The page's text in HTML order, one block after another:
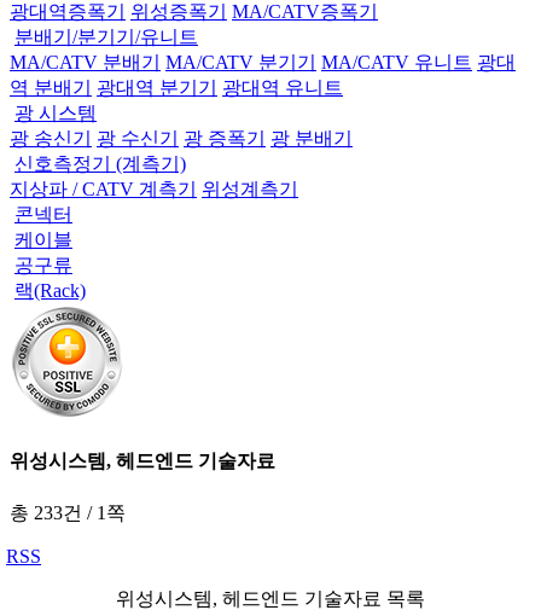
광대역증폭기
위성증폭기
MA/CATV증폭기
분배기/분기기/유니트
MA/CATV 분배기
MA/CATV 분기기 MA/CATV 유니트 광대
역 분배기
광대역 분기기
광대역 유니트
광 시스템
광 송신기
광 수신기 광 증폭기
광 분배기
신호측정기 (계측기)
지상파 / CATV 계측기
위성계측기
콘넥터
케이블
공구류
랙(Rack)
위성시스템, 헤드엔드 기술자료
총 233건 /1쪽
RSS
위성시스템, 헤드엔드 기술자료 목록